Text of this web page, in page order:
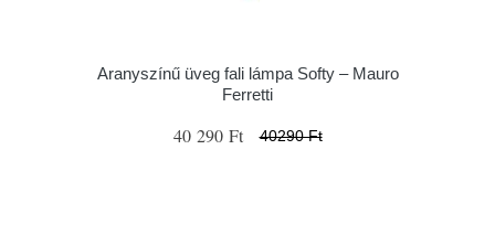
Aranyszínű üveg fali lámpa Softy – Mauro
Ferretti
40 290 Ft 40290 Ft